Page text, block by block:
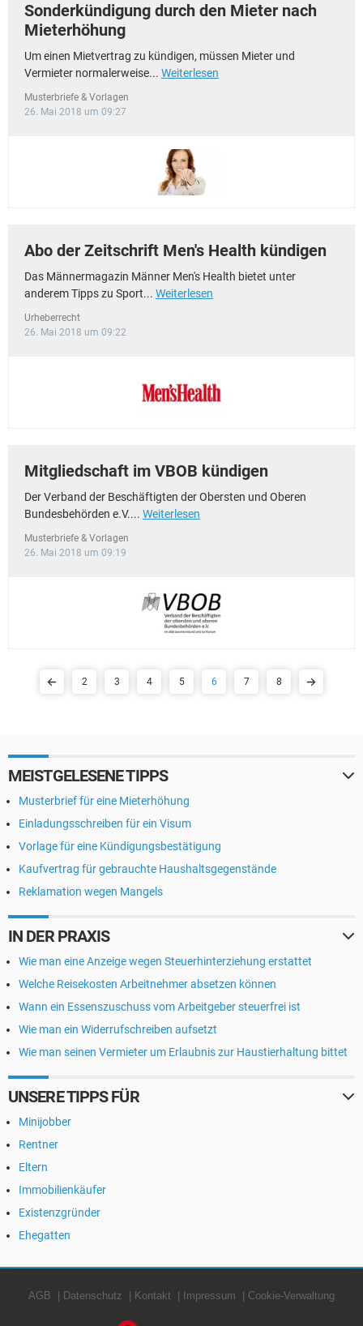
Sonderkündigung durch den Mieter nach
Mieterhöhung
Um einen Mietvertrag zu kündigen, müssen Mieter und
Vermieter normalerweise... Weiterlesen
Musterbriefe & Vorlagen
26. Mai 2018 um 09:27
Abo der Zeitschrift Men's Health kündigen
Das Männermagazin Männer Men's Health bietet unter
anderem Tipps zu Sport... Weiterlesen
Urheberrecht
26. Mai 2018 um 09:22
Mitgliedschaft im VBOB kündigen
Der Verband der Beschäftigten der Obersten und Oberen
Bundesbehörden e.V.... Weiterlesen
Musterbriefe & Vorlagen
26. Mai 2018 um 09:19
2 3 4 5 6 7 8
MEISTGELESENE TIPPS
Musterbrief für eine Mieterhöhung
Einladungsschreiben für ein Visum
Vorlage für eine Kündigungsbestätigung
Kaufvertrag für gebrauchte Haushaltsgegenstände
Reklamation wegen Mangels
IN DER PRAXIS
Wie man eine Anzeige wegen Steuerhinterziehung erstattet
Welche Reisekosten Arbeitnehmer absetzen können
Wann ein Essenszuschuss vom Arbeitgeber steuerfrei ist
Wie man ein Widerrufschreiben aufsetzt
Wie man seinen Vermieter um Erlaubnis zur Haustierhaltung bittet
UNSERE TIPPS FÜR
Minijobber
Rentner
Eltern
Immobilienkäufer
Existenzgründer
Ehegatten
AGB Datenschutz Kontakt Impressum Cookie-Verwaltung